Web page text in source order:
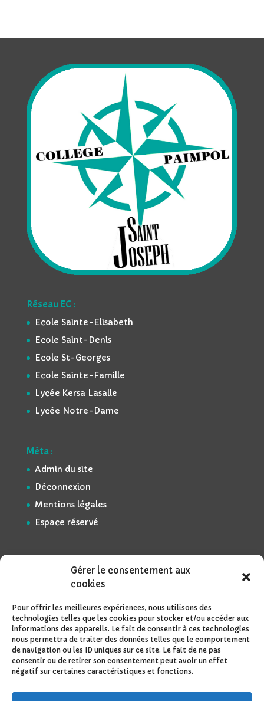
Gérer le consentement aux
cookies
Pour offrir les meilleures expériences, nous utilisons des
technologies telles que les cookies pour stocker et/ou accéder aux
informations des appareils. Le fait de consentir à ces technologies
nous permettra de traiter des données telles que le comportement
de navigation ou les ID uniques sur ce site. Le fait de ne pas
consentir ou de retirer son consentement peut avoir un effet
négatif sur certaines caractéristiques et fonctions.
Réseau EC :
Ecole Sainte-Elisabeth
Ecole Saint-Denis
Ecole St-Georges
Ecole Sainte-Famille
Lycée Kersa Lasalle
Lycée Notre-Dame
Méta :
Admin du site
Déconnexion
Mentions légales
Espace réservé